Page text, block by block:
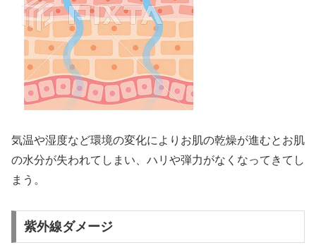
気温や湿度など環境の変化によりお肌の乾燥が進むとお肌
の水分が失われてしまい、ハリや弾力がなくなってきてし
まう。
紫外線ダメージ